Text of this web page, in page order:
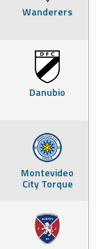
Wanderers
Danubio
Montevideo
City Torque